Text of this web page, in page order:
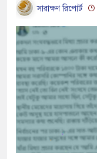
সারাক্ষণ রিপোর্ট